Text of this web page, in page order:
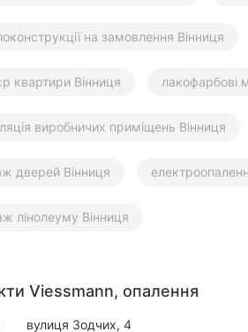
на замовлення Вінниця
квартири Вінниця лакофарбові
виробничих приміщень Вінниця
дверей Вінниця
лінолеуму Вінниця
Viessmann, опалення
вулиця Зодчих, 4